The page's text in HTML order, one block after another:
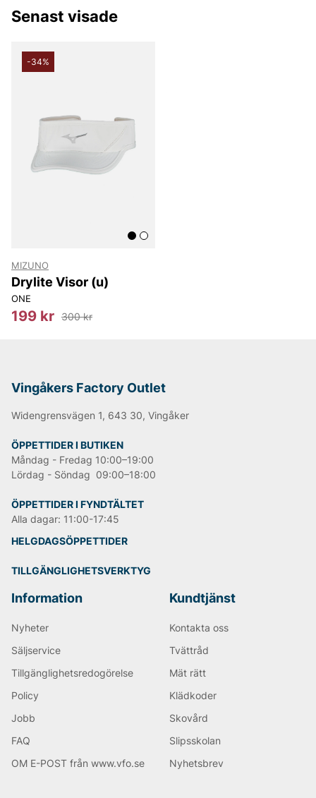
Mizuno erbjuder produkter som klarar både träning
Senast visade
-34%
MIZUNO
Drylite Visor (u)
ONE
199 kr 300 kr
Vingåkers Factory Outlet
Widengrensvägen 1, 643 30, Vingåker
ÖPPETTIDER I BUTIKEN
Måndag - Fredag 10:00–19:00
Lördag - Söndag 09:00–18:00
ÖPPETTIDER I FYNDTÄLTET
Alla dagar: 11:00-17:45
HELGDAGSÖPPETTIDER
TILLGÄNGLIGHETSVERKTYG
Information
Nyheter
Säljservice
Tillgänglighetsredogörelse
Policy
Jobb
FAQ
OM E-POST från www.vfo.se
Kundtjänst
Kontakta oss
Tvättråd
Mät rätt
Klädkoder
Skovård
Slipsskolan
Nyhetsbrev